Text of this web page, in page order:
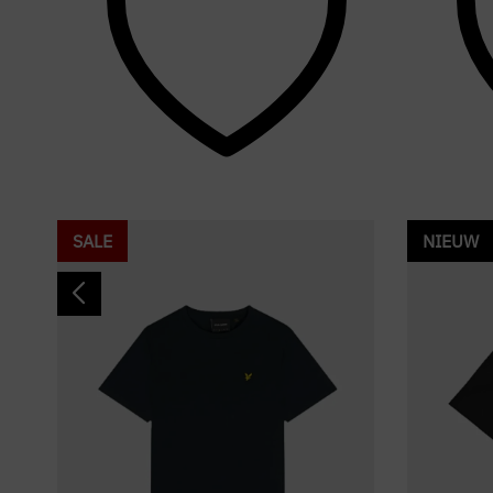
SALE NIEUW